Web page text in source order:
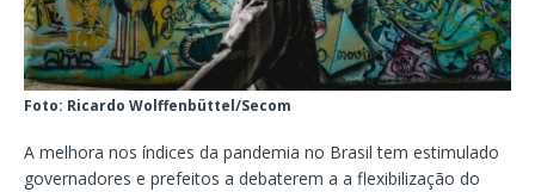
Foto: Ricardo Wolffenbüttel/Secom
A melhora nos índices da pandemia no Brasil tem estimulado
governadores e prefeitos a debaterem a a flexibilização do